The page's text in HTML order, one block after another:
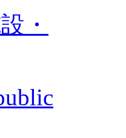
・